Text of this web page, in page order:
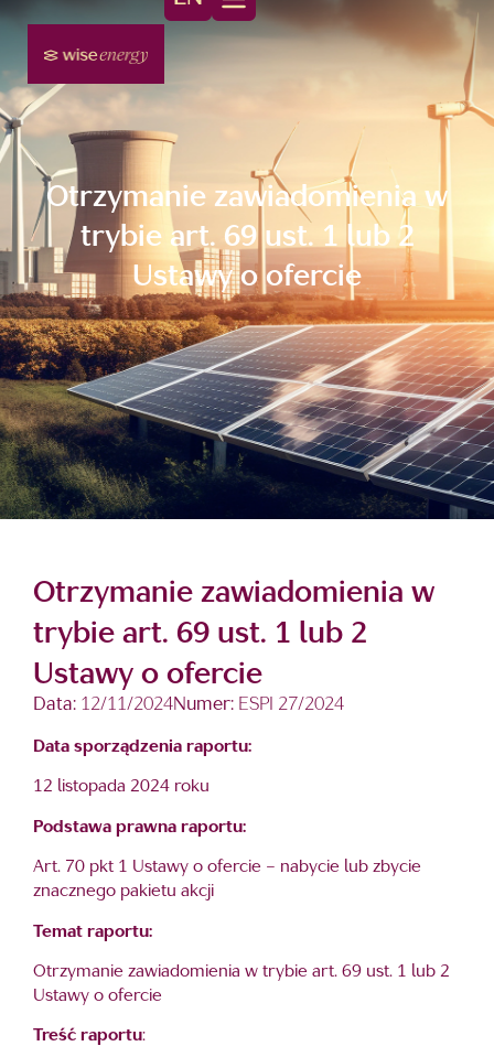
Otrzymanie zawiadomienia w
trybie art. 69 ust. 1 lub 2
Ustawy o ofercie
Otrzymanie zawiadomienia w
trybie art. 69 ust. 1 lub 2
Ustawy o ofercie
Data: 12/11/2024Numer: ESPI 27/2024
Data sporządzenia raportu:
12 listopada 2024 roku
Podstawa prawna raportu:
Art. 70 pkt 1 Ustawy o ofercie – nabycie lub zbycie
znacznego pakietu akcji
Temat raportu:
Otrzymanie zawiadomienia w trybie art. 69 ust. 1 lub 2
Ustawy o ofercie
Treść raportu: